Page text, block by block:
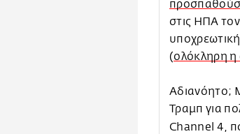
στις ΗΠΑ
(ολόκληρη η
Αδιανόητο;
Τραμπ για
Channel 4,